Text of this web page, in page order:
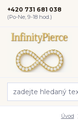
+420 731 681 038
(Po-Ne, 9-18 hod.)
Úvod